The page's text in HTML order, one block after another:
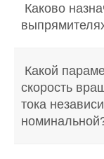
Каково
Какой
скорость
тока